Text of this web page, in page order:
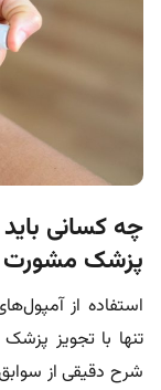
چه کسانی باید
پزشک مشورت
استفاده از
تنها با تجویز
شرح دقیقی از